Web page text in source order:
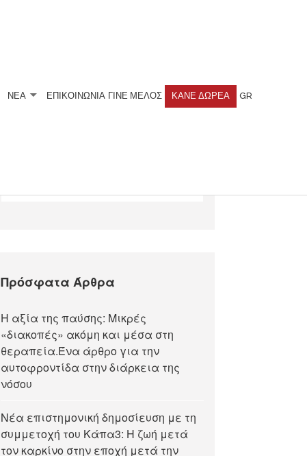
ΝΕΑ ΕΠΙΚΟΙΝΩΝΙΑ ΓΊΝΕ ΜΈΛΟΣ ΚΆΝΕ ΔΩΡΕΆ GR
Πρόσφατα Άρθρα
Η αξία της παύσης: Μικρές
«διακοπές» ακόμη και μέσα στη
θεραπεία.Ένα άρθρο για την
αυτοφροντίδα στην διάρκεια της
νόσου
Νέα επιστημονική δημοσίευση με τη
συμμετοχή του Κάπα3: Η ζωή μετά
τον καρκίνο στην εποχή μετά την